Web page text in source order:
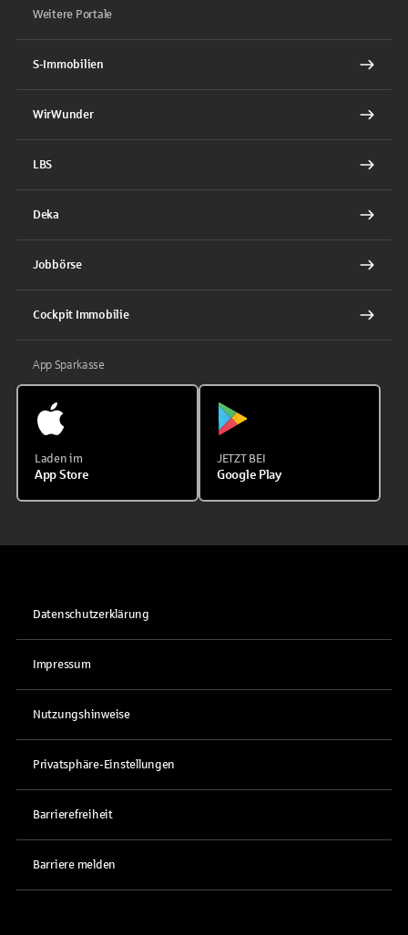
Weitere Portale
S-Immobilien
WirWunder
LBS
Deka
Jobbörse
Cockpit Immobilie
App Sparkasse
Laden im
App Store
JETZT BEI
Google Play
Datenschutzerklärung
Impressum
Nutzungshinweise
Privatsphäre-Einstellungen
Barrierefreiheit
Barriere melden